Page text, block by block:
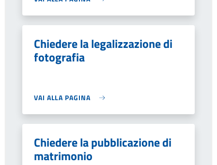
Chiedere la legalizzazione di
fotografia
VAI ALLA PAGINA
Chiedere la pubblicazione di
matrimonio